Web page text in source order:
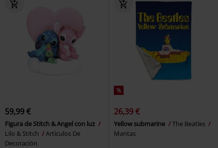
59,99 €
Figura de Stitch & Angel con luz
Lilo & Stitch
Artículos De
Decoración
%
26,39 €
Yellow submarine
The Beatles
Mantas